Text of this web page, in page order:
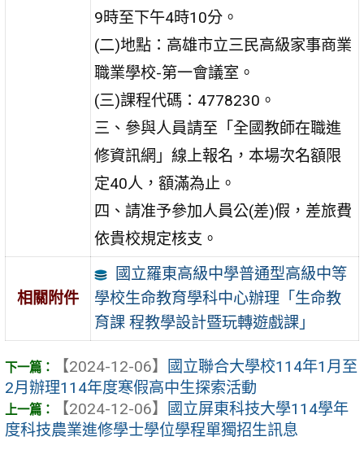
9時至下午4時10分。
(二)地點：高雄市立三民高級家事商業
職業學校-第一會議室。
(三)課程代碼：4778230。
三、參與人員請至「全國教師在職進
修資訊網」線上報名，本場次名額限
定40人，額滿為止。
四、請准予參加人員公(差)假，差旅費
依貴校規定核支。
相關附件
國立羅東高級中學普通型高級中等
學校生命教育學科中心辦理「生命教
育課 程教學設計暨玩轉遊戲課」
【2024-12-06】
國立聯合大學校114年1月至
2月辦理114年度寒假高中生探索活動
【2024-12-06】
國立屏東科技大學114學年
度科技農業進修學士學位學程單獨招生訊息